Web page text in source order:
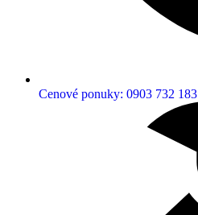
Cenové ponuky: 0903 732 183